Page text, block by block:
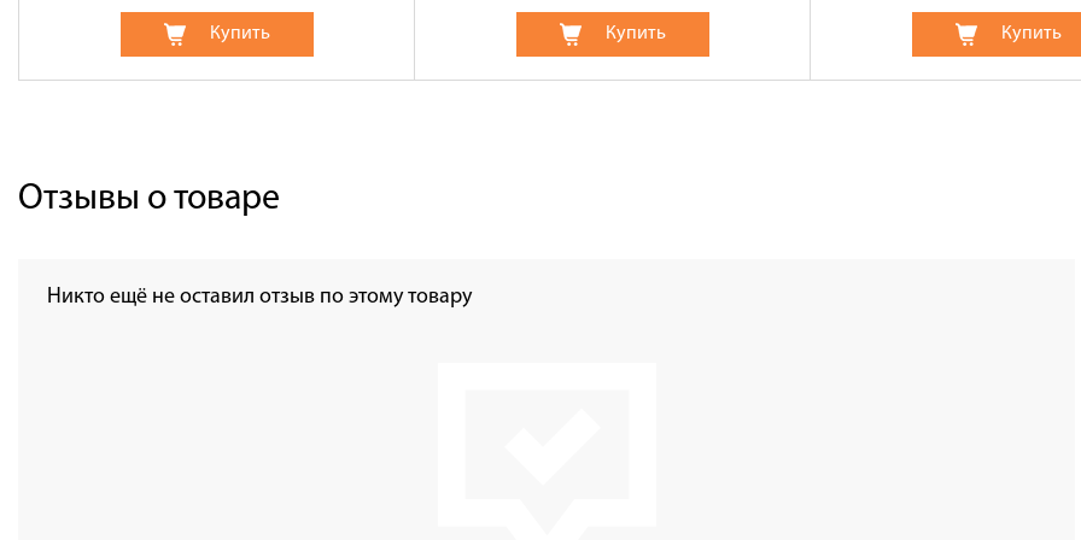
Купить Купить Купить
Отзывы о товаре
Никто ещё не оставил отзыв по этому товару